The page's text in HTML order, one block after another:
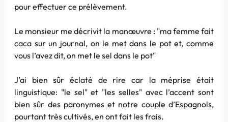
pour effectuer ce prélèvement.
Le monsieur me décrivit la manœuvre : "ma femme fait
caca sur un journal, on le met dans le pot et, comme
vous l’avez dit, on met le sel dans le pot"
J’ai bien sûr éclaté de rire car la méprise était
linguistique: "le sel" et "les selles" avec l’accent sont
bien sûr des paronymes et notre couple d’Espagnols,
pourtant très cultivés, en ont fait les frais.